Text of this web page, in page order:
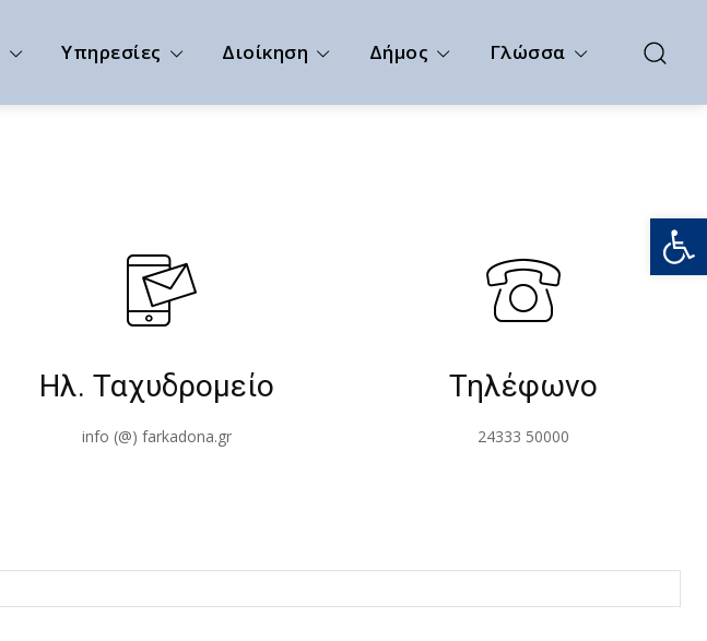
Υπηρεσίες Διοίκηση Δήμος Γλώσσα
Ηλ. Ταχυδρομείο
info (@) farkadona.gr
Τηλέφωνο
24333 50000